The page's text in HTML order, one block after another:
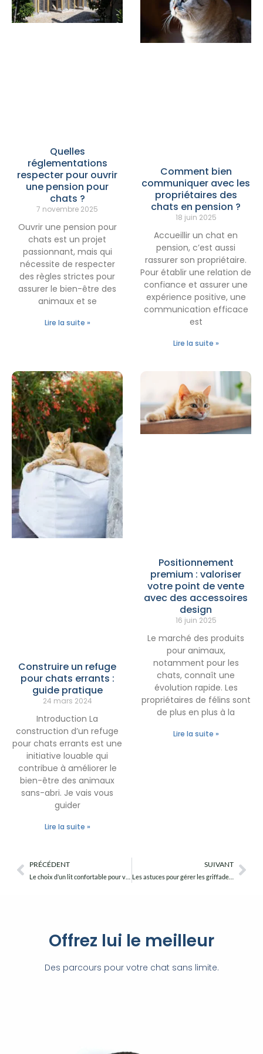
Quelles
réglementations
respecter pour ouvrir
une pension pour
chats ?
7 novembre 2025
Ouvrir une pension pour
chats est un projet
passionnant, mais qui
nécessite de respecter
des règles strictes pour
assurer le bien-être des
animaux et se
Lire la suite »
Comment bien
communiquer avec les
propriétaires des
chats en pension ?
18 juin 2025
Accueillir un chat en
pension, c’est aussi
rassurer son propriétaire.
Pour établir une relation de
confiance et assurer une
expérience positive, une
communication efficace
est
Lire la suite »
Construire un refuge
pour chats errants :
guide pratique
24 mars 2024
Introduction La
construction d’un refuge
pour chats errants est une
initiative louable qui
contribue à améliorer le
bien-être des animaux
sans-abri. Je vais vous
guider
Lire la suite »
Positionnement
premium : valoriser
votre point de vente
avec des accessoires
design
16 juin 2025
Le marché des produits
pour animaux,
notamment pour les
chats, connaît une
évolution rapide. Les
propriétaires de félins sont
de plus en plus à la
Lire la suite »
Précédent
PRÉCÉDENT SUIVANT
Les astuces pour gérer les griffades de votre chat en appartement
Offrez lui le meilleur
Des parcours pour votre chat sans limite.